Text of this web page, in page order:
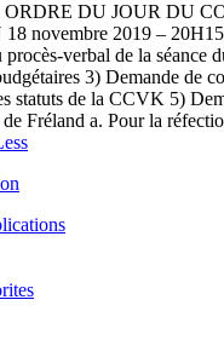
ORDRE DU JOUR DU
novembre 2019 –
verbal de la séance
3) Demande de
statuts de la CCVK 5)
Fréland a. Pour la